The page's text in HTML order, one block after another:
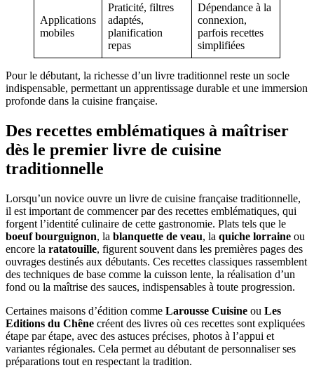
Applications
mobiles
Praticité, filtres
adaptés,
planification
repas
Dépendance à la
connexion,
parfois recettes
simplifiées
Pour le débutant, la richesse d’un livre traditionnel reste un socle
indispensable, permettant un apprentissage durable et une immersion
profonde dans la cuisine française.
Des recettes emblématiques à maîtriser
dès le premier livre de cuisine
traditionnelle
Lorsqu’un novice ouvre un livre de cuisine française traditionnelle,
il est important de commencer par des recettes emblématiques, qui
forgent l’identité culinaire de cette gastronomie. Plats tels que le
boeuf bourguignon, la blanquette de veau, la quiche lorraine ou
encore la ratatouille, figurent souvent dans les premières pages des
ouvrages destinés aux débutants. Ces recettes classiques rassemblent
des techniques de base comme la cuisson lente, la réalisation d’un
fond ou la maîtrise des sauces, indispensables à toute progression.
Certaines maisons d’édition comme Larousse Cuisine ou Les
Editions du Chêne créent des livres où ces recettes sont expliquées
étape par étape, avec des astuces précises, photos à l’appui et
variantes régionales. Cela permet au débutant de personnaliser ses
préparations tout en respectant la tradition.